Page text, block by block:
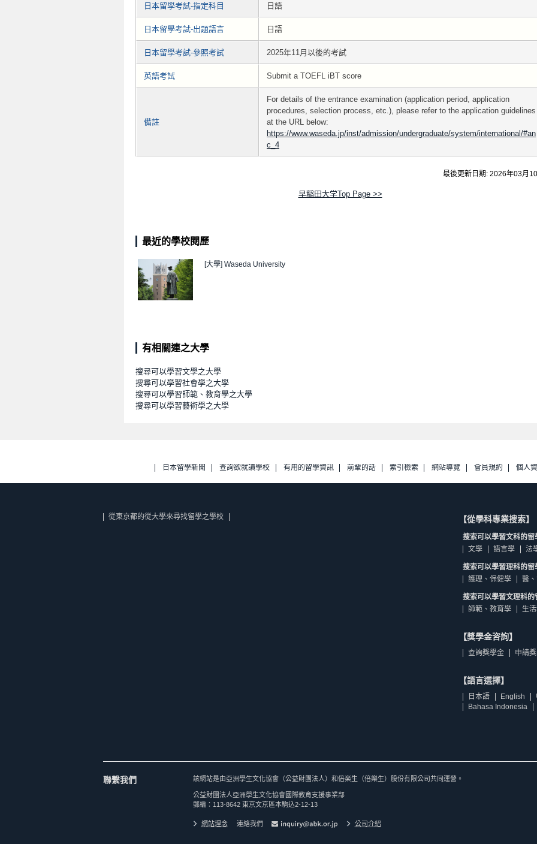
日本留學考試-指定科目 日語
日本留學考試-出題語言 日語
日本留學考試-參照考試 2025年11月以後的考試
英語考試 Submit a TOEFL iBT score
備註
For details of the entrance examination (application period, application
procedures, selection process, etc.), please refer to the application guidelines
at the URL below:
https://www.waseda.jp/inst/admission/undergraduate/system/international/#an
c_4
最後更新日期: 2026年03月
早稲田大学Top Page >>
最近的學校閱歷
[大學] Waseda University
有相關連之大學
搜尋可以學習文學之大學
搜尋可以學習社會學之大學
搜尋可以學習師範、教育學之大學
搜尋可以學習藝術學之大學
日本留學新聞 查詢欲就讀學校 有用的留學資訊 前輩的話 索引檢索 網站導覽 會員規約 個人
從東京都的從大學來尋找留學之學校 【從學科專業搜索】
搜索可以學習文科的留
文學
語言學 法
搜索可以學習理科的留
護理、保健學
醫
搜索可以學習文理科的
師範、教育學
生
【獎學金咨詢】
查詢獎學金 申請
【語言選擇】
日本語 English
Bahasa Indonesia
聯繫我們 該網站是由亞洲學生文化協會（公益財團法人）和倍楽生（倍樂生）股份有限公司共同運營。
公益財團法人亞洲學生文化協會國際教育支援事業部
郵編：113-8642 東京文京區本駒込2-12-13
網站理念 連絡我們 公司介紹